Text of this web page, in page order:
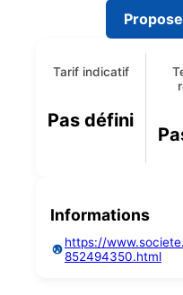
Tarif indicatif
Pas défini
Informations
https://
852494350.html